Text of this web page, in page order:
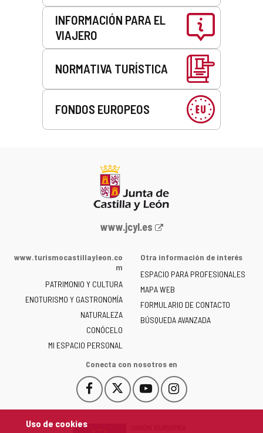
Uso de cookies
INFORMACIÓN PARA EL
VIAJERO
NORMATIVA TURÍSTICA
FONDOS EUROPEOS
Portal
la
de
Castilla
y
León
-
www.jcyl.es
www.turismocastillayleon.co
m
PATRIMONIO Y CULTURA
ENOTURISMO Y GASTRONOMÍA
NATURALEZA
CONÓCELO
MI ESPACIO PERSONAL
Otra información de interés
ESPACIO PARA PROFESIONALES
MAPA WEB
FORMULARIO DE CONTACTO
BÚSQUEDA AVANZADA
Conecta con nosotros en
Facebook
Este
enlace
Este
enlace
YouTube
Este
enlace
Instagram
Este
enlace